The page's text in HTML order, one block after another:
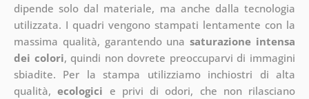
dipende solo dal materiale, ma anche dalla tecnologia
utilizzata. I quadri vengono stampati lentamente con la
massima qualità, garantendo unasaturazione intensa
dei colori, quindi non dovrete preoccuparvi di immagini
sbiadite. Per la stampa utilizziamo inchiostri di alta
qualità,ecologici e privi di odori, che non rilasciano